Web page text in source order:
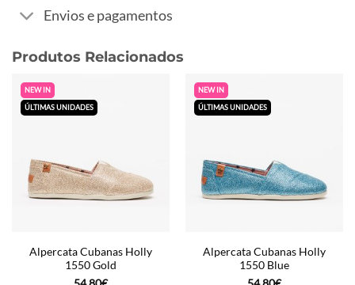
Envios e pagamentos
Produtos Relacionados
NEW IN
ÚLTIMAS UNIDADES
Alpercata Cubanas Holly
1550 Gold
NEW IN
ÚLTIMAS UNIDADES
Alpercata Cubanas Holly
1550 Blue